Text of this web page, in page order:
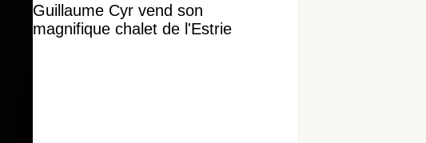
Guillaume Cyr vend son
magnifique chalet de l'Estrie